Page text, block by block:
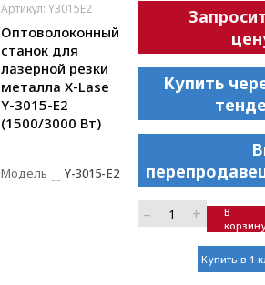
Артикул: Y3015E2
Оптоволоконный
станок для
лазерной резки
металла X-Lase
Y-3015-E2
(1500/3000 Вт)
Модель Y-3015-E2
Купить
– +
В
Купить в 1